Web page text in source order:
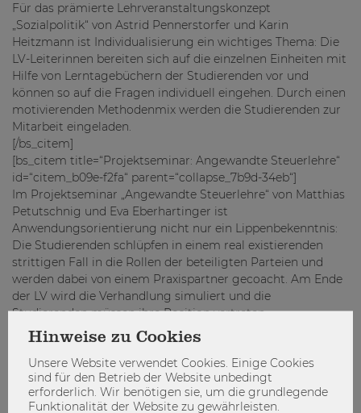
Für das prämierte Lehrveranstaltungskonzept
„Sozialpolitik“ von Astrid Pennerstorfer und Karin
Heitzmann ist Individualisierung ein wichtiges Thema: Die
LV-Leiterinnen bereiten sich auf die einzelnen Einheiten mit
Hilfe von Lerntagebüchern der Studierenden vor und
können so auf die Fragen individuell eingehen. Durch einen
motivierenden Methodenmix werden die Studierenden zur
Mitarbeit eingeladen.
[/bs_citem]
[bs_citem title=“Projektseminar: Angewandte Steuerlehre“
id=“citem_b09e-f2fa“ parent=“collapse_7b9d-34eb“]
Im Projektseminar „Angewandte Steuerlehre“ von Matthias
Petutschnig und Eva Eberhartinger ist
Anwendungsorientierung nicht nur ein Lippenbekenntnis:
Die Studierenden schlüpfen in einem real existierenden
strittigen Fall in die Rollen der beteiligten Parteien und
werden dabei von einem Praxispartner gecoacht. Am Ende
der LV wird die Verhandlung simuliert und die
Studierenden müssen ihre Position vertreten.
[/bs_citem]
[bs_citem title=“Ökonomie und Gesellschaft II: Verteilung
und wirtschaftliche Ungleichheit“ id=“citem_38b1-1ecc“
parent=“collapse_7b9d-34eb“]
In der Lehrveranstaltung „Ökonomie und Gesellschaft II:
Hinweise zu Cookies
Unsere Website verwendet Cookies. Einige Cookies
sind für den Betrieb der Website unbedingt
erforderlich. Wir benötigen sie, um die grundlegende
Funktionalität der Website zu gewährleisten.